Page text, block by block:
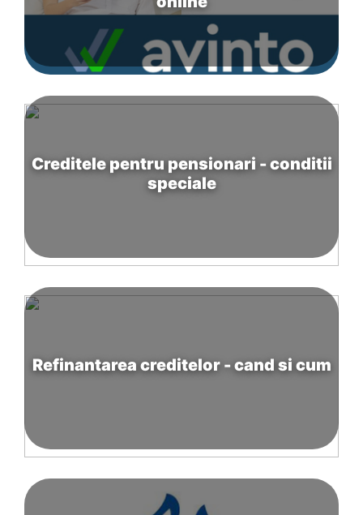
Creditele pentru pensionari - conditii
speciale
Refinantarea creditelor - cand si cum